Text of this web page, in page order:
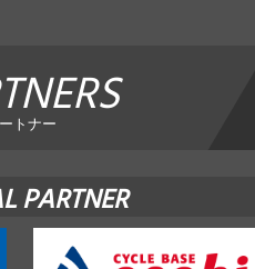
トナー
PARTNER